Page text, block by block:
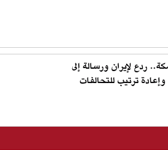
ردع لإيران ورسالة إلى
ترتيب للتحالفات